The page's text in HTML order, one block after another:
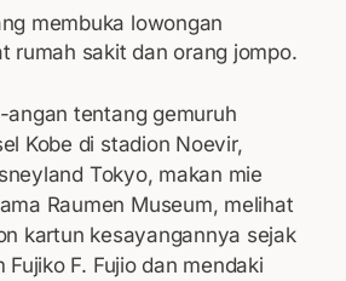
membuka lowongan
rumah sakit dan orang jompo.
angan tentang gemuruh
Kobe di stadion Noevir,
Tokyo, makan mie
Raumen Museum, melihat
kartun kesayangannya sejak
Fujiko F. Fujio dan mendaki